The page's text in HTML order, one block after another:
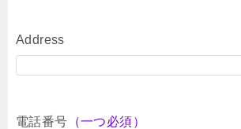
Address
電話番号 （一つ必須）